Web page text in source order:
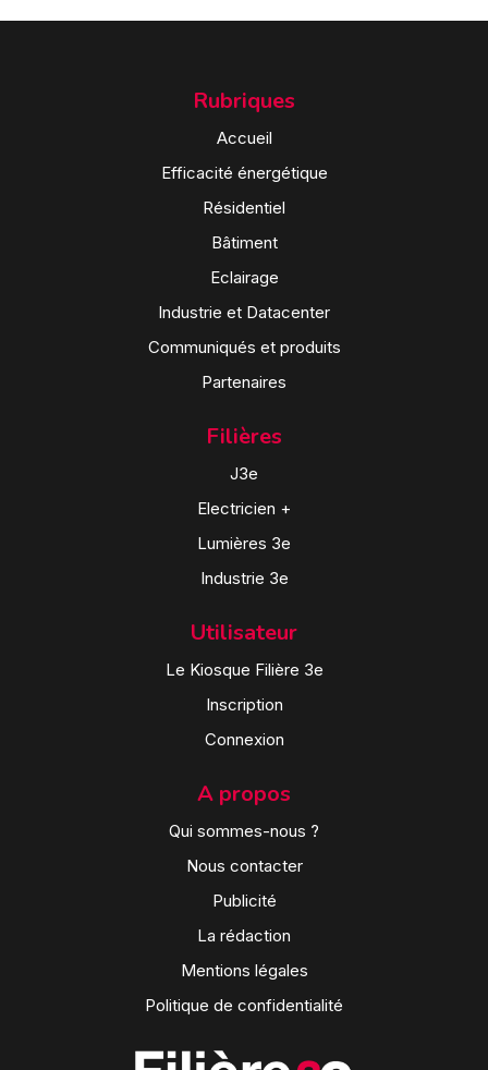
Rubriques
Accueil
Efficacité énergétique
Résidentiel
Bâtiment
Eclairage
Industrie et Datacenter
Communiqués et produits
Partenaires
Filières
J3e
Electricien +
Lumières 3e
Industrie 3e
Utilisateur
Le Kiosque Filière 3e
Inscription
Connexion
A propos
Qui sommes-nous ?
Nous contacter
Publicité
La rédaction
Mentions légales
Politique de confidentialité